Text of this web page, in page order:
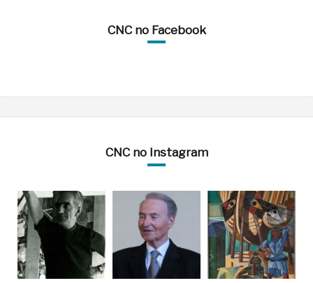
CNC no Facebook
CNC no Instagram